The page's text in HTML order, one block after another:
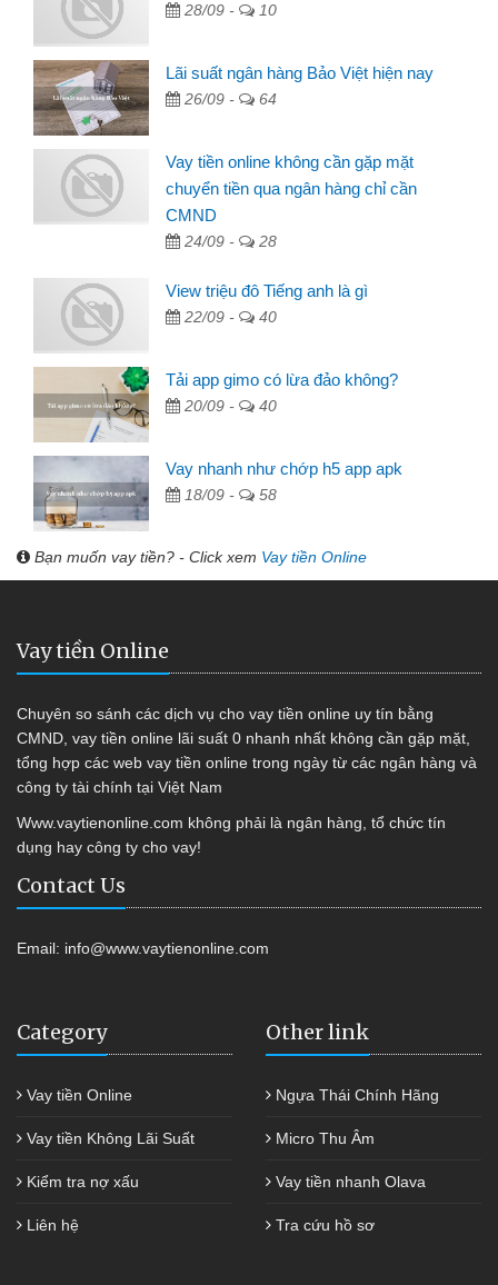
28/09 - 10
Lãi suất ngân hàng Bảo Việt hiện nay
26/09 - 64
Vay tiền online không cần gặp mặt
chuyển tiền qua ngân hàng chỉ cần
CMND
24/09 - 28
View triệu đô Tiếng anh là gì
22/09 - 40
Tải app gimo có lừa đảo không?
20/09 - 40
Vay nhanh như chớp h5 app apk
18/09 - 58
Bạn muốn vay tiền? - Click xem Vay tiền Online
Vay tiền Online
Chuyên so sánh các dịch vụ cho vay tiền online uy tín bằng
CMND, vay tiền online lãi suất 0 nhanh nhất không cần gặp mặt,
tổng hợp các web vay tiền online trong ngày từ các ngân hàng và
công ty tài chính tại Việt Nam
Www.vaytienonline.com không phải là ngân hàng, tổ chức tín
dụng hay công ty cho vay!
Contact Us
Email: info@www.vaytienonline.com
Category
Vay tiền Online
Vay tiền Không Lãi Suất
Kiểm tra nợ xấu
Liên hệ
Other link
Ngựa Thái Chính Hãng
Micro Thu Âm
Vay tiền nhanh Olava
Tra cứu hồ sơ